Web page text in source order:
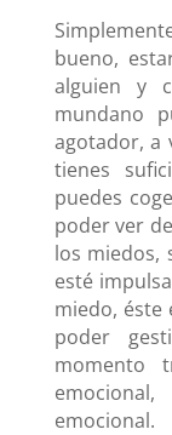
bueno,
alguien y
mundano
agotador, a
tienes
puedes
poder ver
los miedos,
esté
miedo, éste
poder
momento
emocional.